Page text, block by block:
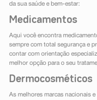
da sua saúde e bem-estar:
Medicamentos
Aqui você encontra
sempre com total segurança e
contar com orientação
melhor opção para o seu
Dermocosméticos
As melhores marcas nacionais